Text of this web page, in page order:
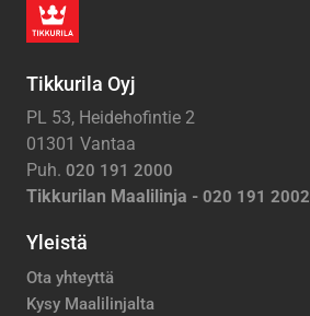
Tikkurila Oyj
PL 53, Heidehofintie 2
01301 Vantaa
Puh. 020 191 2000
Tikkurilan Maalilinja - 020 191 2002
Yleistä
Ota yhteyttä
Kysy Maalilinjalta